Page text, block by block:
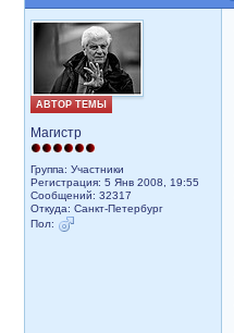
АВТОР ТЕМЫ
Магистр
Группа: Участники
Регистрация: 5 Янв 2008, 19:55
Сообщений: 32317
Откуда: Санкт-Петербург
Пол: